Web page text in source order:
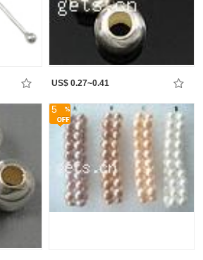
US$ 0.27~0.41
5